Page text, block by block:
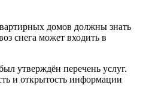
домов должны знать
снега может входить в
утверждён перечень услуг.
и открытость информации